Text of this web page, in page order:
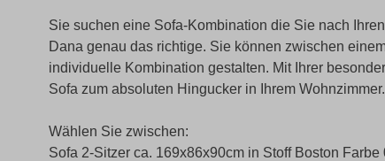
Sie suchen eine Sofa-Kombination die Sie nach
Dana genau das richtige. Sie können zwischen
individuelle Kombination gestalten. Mit Ihrer
Sofa zum absoluten Hingucker in Ihrem Wohnzimmer.
Wählen Sie zwischen:
Sofa 2-Sitzer ca. 169x86x90cm in Stoff Boston Farbe